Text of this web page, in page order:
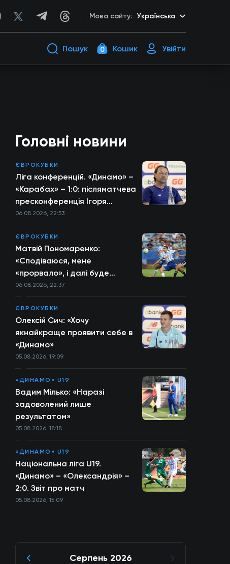
Мова сайту: Українська
Пошук 0 Кошик Увійти
Головні новини
ЄВРОКУБКИ
Ліга конференцій. «Динамо» –
«Карабах» – 1:0: післяматчева
пресконференція Ігоря
Костюка
06.08.2026, 22:53
ЄВРОКУБКИ
Матвій Пономаренко:
«Сподіваюся, мене
«прорвало», і далі буде
більше»
06.08.2026, 22:37
ЄВРОКУБКИ
Олексій Сич: «Хочу
якнайкраще проявити себе в
«Динамо»
05.08.2026, 19:09
«ДИНАМО» U19
Вадим Мілько: «Наразі
задоволений лише
результатом»
05.08.2026, 18:18
«ДИНАМО» U19
Національна ліга U19.
«Динамо» – «Олександрія» –
2:0. Звіт про матч
05.08.2026, 15:09
Серпень 2026